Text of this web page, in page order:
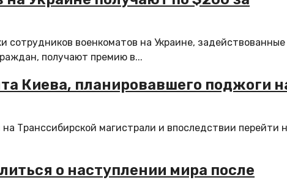
военкоматов на Украине, задействованные
получают премию в...
Киева, планировавшего поджоги
Транссибирской магистрали и впоследствии перейти
о наступлении мира после